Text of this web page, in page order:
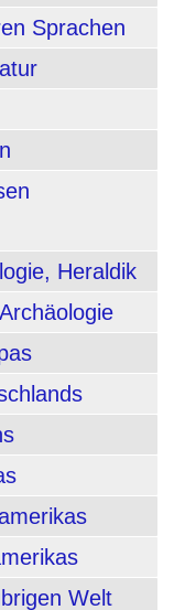
Sprachen
Heraldik
Welt